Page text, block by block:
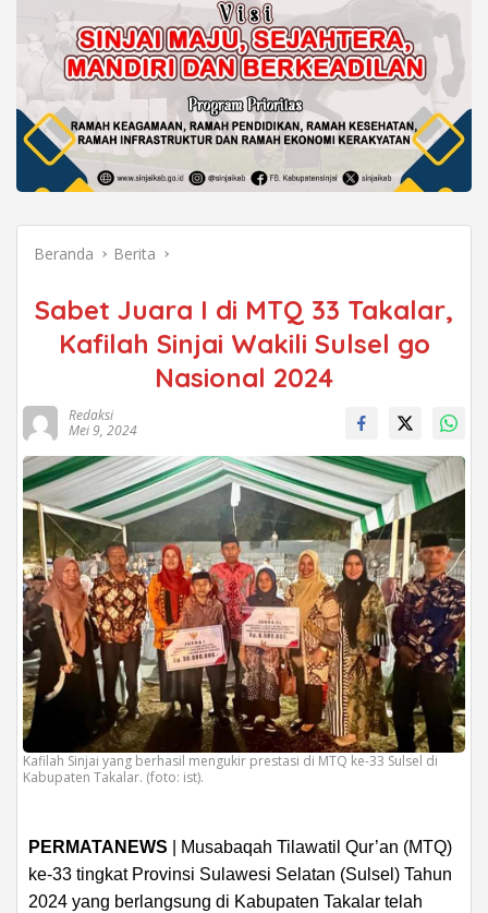
Beranda Berita
Sabet Juara I di MTQ 33 Takalar,
Kafilah Sinjai Wakili Sulsel go
Nasional 2024
Redaksi
Mei 9, 2024
Kafilah Sinjai yang berhasil mengukir prestasi di MTQ ke-33 Sulsel di
Kabupaten Takalar. (foto: ist).
PERMATANEWS | Musabaqah Tilawatil Qur’an (MTQ)
ke-33 tingkat Provinsi Sulawesi Selatan (Sulsel) Tahun
2024 yang berlangsung di Kabupaten Takalar telah